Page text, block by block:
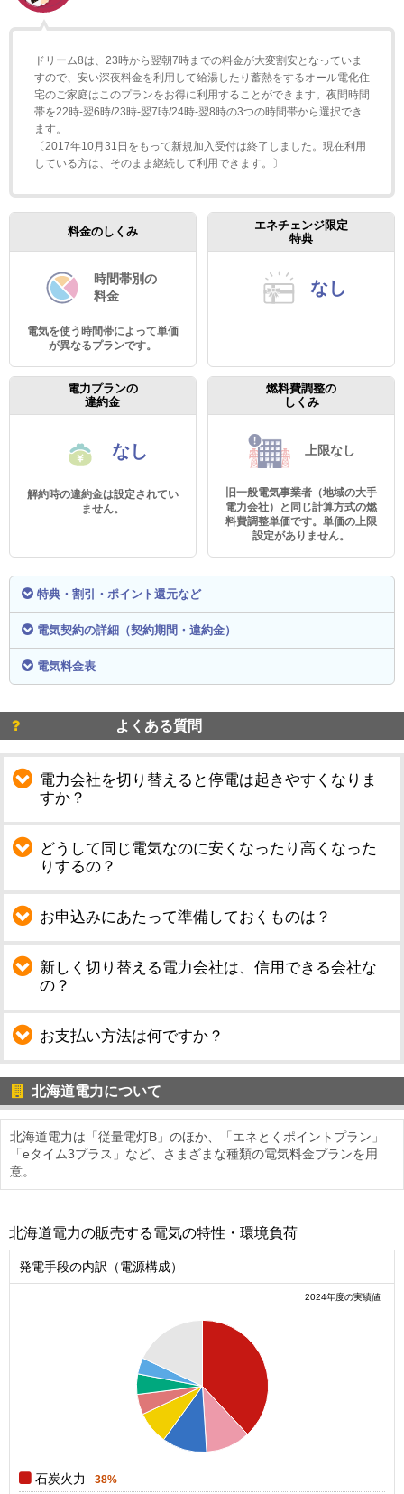
ドリーム8は、23時から翌朝7時までの料金が大変割安となっていま
すので、安い深夜料金を利用して給湯したり蓄熱をするオール電化住
宅のご家庭はこのプランをお得に利用することができます。夜間時間
帯を22時-翌6時/23時-翌7時/24時-翌8時の3つの時間帯から選択でき
ます。
〔2017年10月31日をもって新規加入受付は終了しました。現在利用
している方は、そのまま継続して利用できます。〕
料金のしくみ
時間帯別の
料金
電気を使う時間帯によって単価
が異なるプランです。
エネチェンジ限定
特典
なし
電力プランの
違約金
なし
解約時の違約金は設定されてい
ません。
燃料費調整の
しくみ
上限なし
旧一般電気事業者（地域の大手
電力会社）と同じ計算方式の燃
料費調整単価です。単価の上限
設定がありません。
特典・割引・ポイント還元など
電気契約の詳細（契約期間・違約金）
電気料金表
よくある質問
電力会社を切り替えると停電は起きやすくなりま
すか？
どうして同じ電気なのに安くなったり高くなった
りするの？
お申込みにあたって準備しておくものは？
新しく切り替える電力会社は、信用できる会社な
の？
お支払い方法は何ですか？
北海道電力について
北海道電力は「従量電灯B」のほか、「エネとくポイントプラン」
「eタイム3プラス」など、さまざまな種類の電気料金プランを用
意。
北海道電力の販売する電気の特性・環境負荷
発電手段の内訳（電源構成）
2024年度の実績値
石炭火力 38%